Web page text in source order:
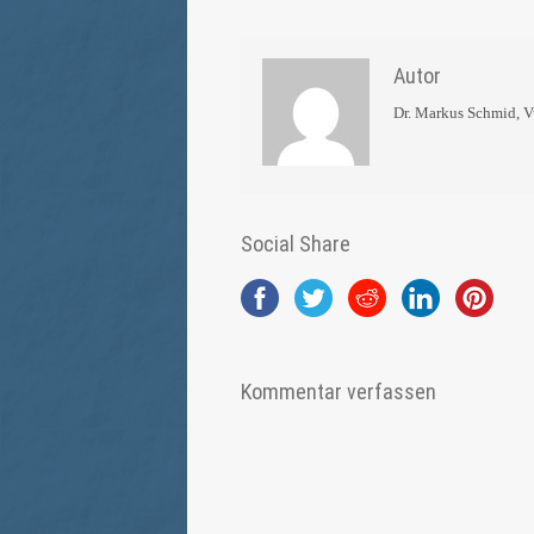
Autor
Dr. Markus Schmid,
Social Share
Kommentar verfassen